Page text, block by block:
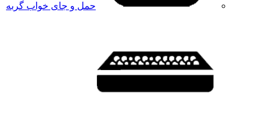
حمل و جای خواب گربه